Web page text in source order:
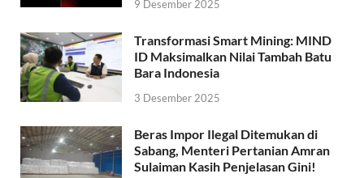
9 Desember 2025
Transformasi Smart Mining: MIND
ID Maksimalkan Nilai Tambah Batu
Bara Indonesia
3 Desember 2025
Beras Impor Ilegal Ditemukan di
Sabang, Menteri Pertanian Amran
Sulaiman Kasih Penjelasan Gini!